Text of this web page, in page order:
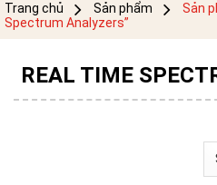
Trang chủ Sản phẩm
Sản
Spectrum Analyzers”
REAL TIME